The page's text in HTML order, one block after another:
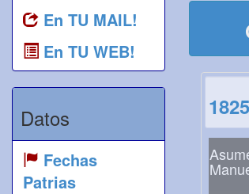
En TU MAIL!
En TU WEB!
Datos
Fechas
Patrias
1825